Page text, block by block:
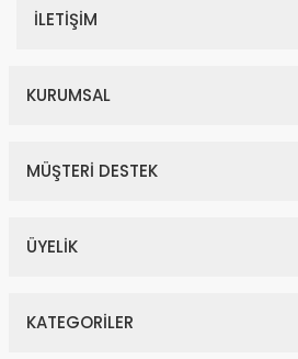
İLETİŞİM
KURUMSAL
MÜŞTERİ DESTEK
ÜYELİK
KATEGORİLER